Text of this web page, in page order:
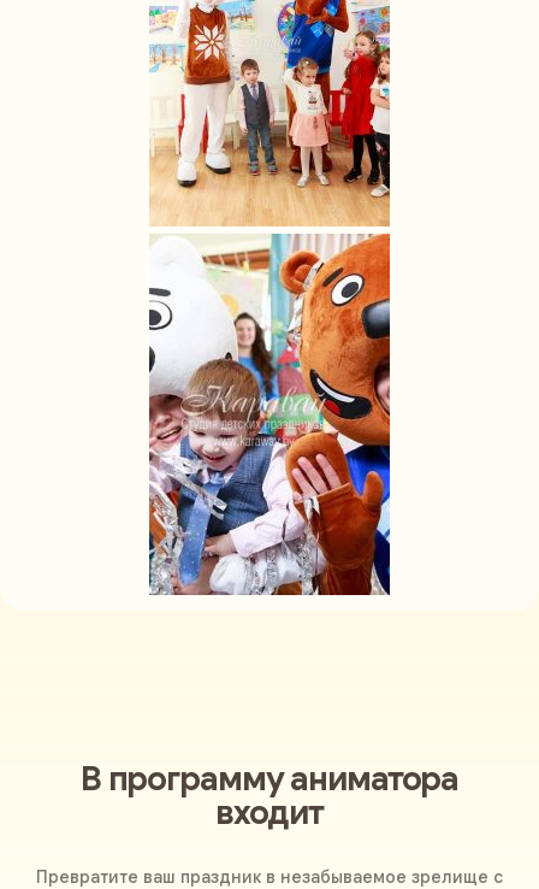
В программу аниматора
входит
Превратите ваш праздник в незабываемое зрелище с